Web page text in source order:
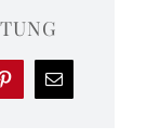
Pinterest
E-
Mail